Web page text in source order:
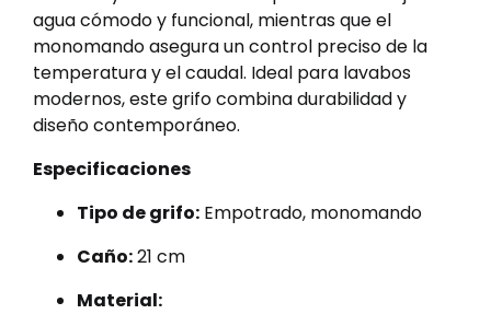
agua cómodo y funcional, mientras que el
monomando asegura un control preciso de la
temperatura y el caudal. Ideal para lavabos
modernos, este grifo combina durabilidad y
diseño contemporáneo.
Especificaciones
Tipo de grifo: Empotrado, monomando
Caño:21 cm
Material: